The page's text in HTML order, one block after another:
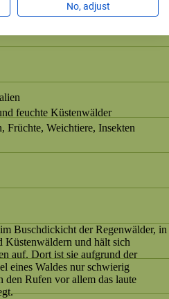
feuchte Küstenwälder
Früchte, Weichtiere, Insekten
Buschdickicht der Regenwälder, in
Küstenwäldern und hält sich
auf. Dort ist sie aufgrund der
eines Waldes nur schwierig
den Rufen vor allem das laute
No, adjust